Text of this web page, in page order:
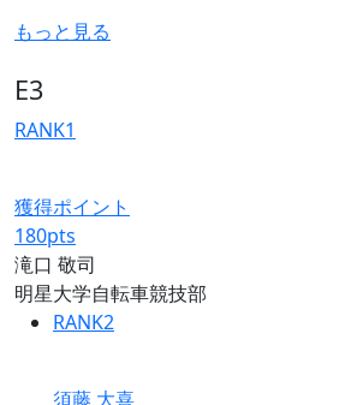
もっと見る
E3
RANK1
獲得ポイント
180pts
滝口 敬司
明星大学自転車競技部
RANK2
須藤 大喜